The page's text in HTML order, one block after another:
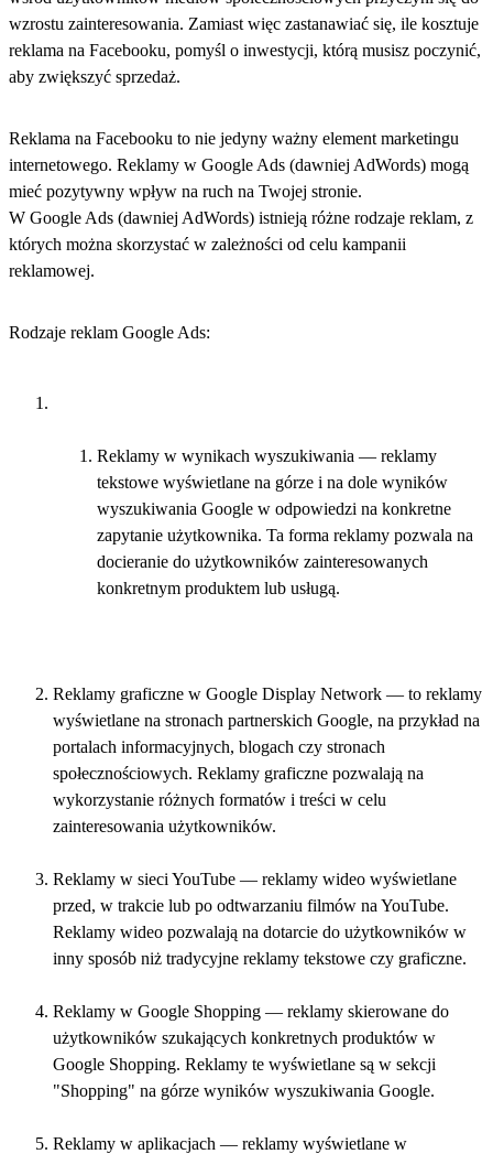
wzrostu zainteresowania. Zamiast więc zastanawiać się, ile kosztuje
reklama na Facebooku, pomyśl o inwestycji, którą musisz poczynić,
aby zwiększyć sprzedaż.
Reklama na Facebooku to nie jedyny ważny element marketingu
internetowego. Reklamy w Google Ads (dawniej AdWords) mogą
mieć pozytywny wpływ na ruch na Twojej stronie.
W Google Ads (dawniej AdWords) istnieją różne rodzaje reklam, z
których można skorzystać w zależności od celu kampanii
reklamowej.
Rodzaje reklam Google Ads:
Reklamy w wynikach wyszukiwania — reklamy
tekstowe wyświetlane na górze i na dole wyników
wyszukiwania Google w odpowiedzi na konkretne
zapytanie użytkownika. Ta forma reklamy pozwala na
docieranie do użytkowników zainteresowanych
konkretnym produktem lub usługą.
Reklamy graficzne w Google Display Network — to reklamy
wyświetlane na stronach partnerskich Google, na przykład na
portalach informacyjnych, blogach czy stronach
społecznościowych. Reklamy graficzne pozwalają na
wykorzystanie różnych formatów i treści w celu
zainteresowania użytkowników.
Reklamy w sieci YouTube — reklamy wideo wyświetlane
przed, w trakcie lub po odtwarzaniu filmów na YouTube.
Reklamy wideo pozwalają na dotarcie do użytkowników w
inny sposób niż tradycyjne reklamy tekstowe czy graficzne.
Reklamy w Google Shopping — reklamy skierowane do
użytkowników szukających konkretnych produktów w
Google Shopping. Reklamy te wyświetlane są w sekcji
"Shopping" na górze wyników wyszukiwania Google.
Reklamy w aplikacjach — reklamy wyświetlane w